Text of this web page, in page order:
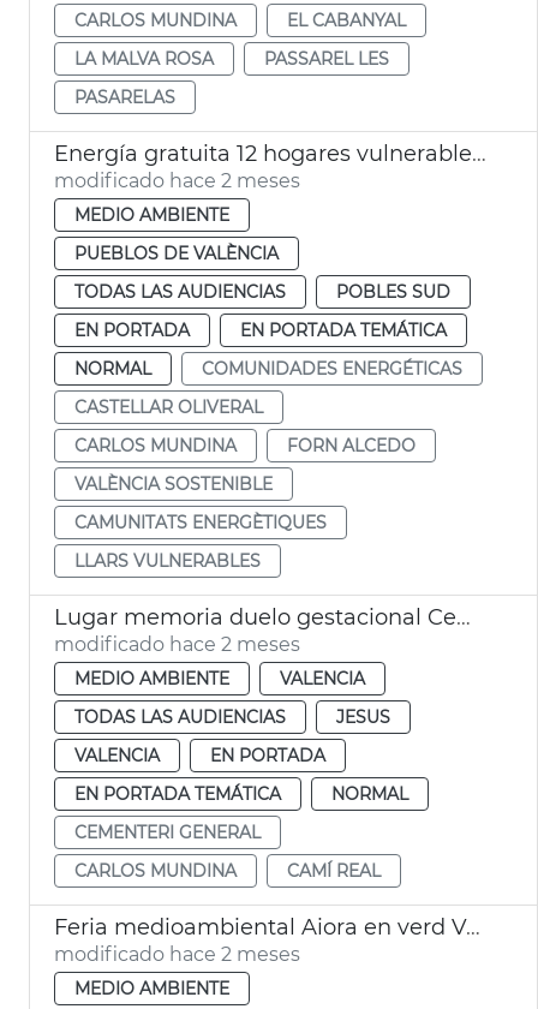
CARLOS MUNDINA
EL CABANYAL
LA MALVA ROSA
PASSAREL LES
PASARELAS
Energía gratuita 12 hogares vulnerables comunidades energéticas València
modificado hace 2 meses
MEDIO AMBIENTE
PUEBLOS DE VALÈNCIA
TODAS LAS AUDIENCIAS
POBLES SUD
EN PORTADA
EN PORTADA TEMÁTICA
NORMAL
COMUNIDADES ENERGÉTICAS
CASTELLAR OLIVERAL
CARLOS MUNDINA
FORN ALCEDO
VALÈNCIA SOSTENIBLE
CAMUNITATS ENERGÈTIQUES
LLARS VULNERABLES
Lugar memoria duelo gestacional Cementerio General València
modificado hace 2 meses
MEDIO AMBIENTE
VALENCIA
TODAS LAS AUDIENCIAS
JESUS
VALENCIA
EN PORTADA
EN PORTADA TEMÁTICA
NORMAL
CEMENTERI GENERAL
CARLOS MUNDINA
CAMÍ REAL
Feria medioambiental Aiora en verd València
modificado hace 2 meses
MEDIO AMBIENTE